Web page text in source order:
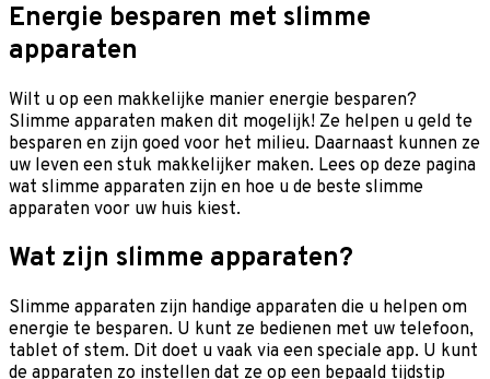
Energie besparen met slimme
apparaten
Wilt u op een makkelijke manier energie besparen?
Slimme apparaten maken dit mogelijk! Ze helpen u geld te
besparen en zijn goed voor het milieu. Daarnaast kunnen ze
uw leven een stuk makkelijker maken. Lees op deze pagina
wat slimme apparaten zijn en hoe u de beste slimme
apparaten voor uw huis kiest.
Wat zijn slimme apparaten?
Slimme apparaten zijn handige apparaten die u helpen om
energie te besparen. U kunt ze bedienen met uw telefoon,
tablet of stem. Dit doet u vaak via een speciale app. U kunt
de apparaten zo instellen dat ze op een bepaald tijdstip